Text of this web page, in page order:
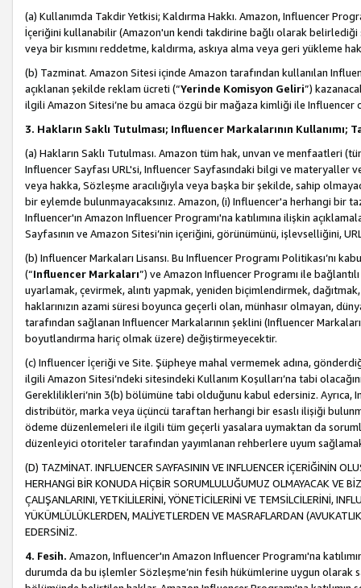
(a) Kullanımda Takdir Yetkisi; Kaldırma Hakkı. Amazon, Influencer
İçeriğini kullanabilir (Amazon'un kendi takdirine bağlı olarak belirlediği
veya bir kısmını reddetme, kaldırma, askıya alma veya geri yükleme
(b) Tazminat. Amazon Sitesi içinde Amazon tarafından kullanılan
açıklanan şekilde reklam ücreti (“Yerinde Komisyon Geliri”)
ilgili Amazon Sitesi’ne bu amaca özgü bir mağaza kimliği ile Influencer
3. Hakların Saklı Tutulması; Influencer Markalarının Kullanımı;
(a) Hakların Saklı Tutulması. Amazon tüm hak, unvan ve menfaatleri
Influencer Sayfası URL'si, Influencer Sayfasındaki bilgi ve materyaller
veya hakka, Sözleşme aracılığıyla veya başka bir şekilde, sahip
bir eylemde bulunmayacaksınız. Amazon, (i) Influencer'a herhangi bir
Influencer'ın Amazon Influencer Programı'na katılımına ilişkin
Sayfasının ve Amazon Sitesi’nin içeriğini, görünümünü, işlevselliğini,
(b) Influencer Markaları Lisansı. Bu Influencer Programı Politikası’nı
(“Influencer Markaları”) ve Amazon Influencer Programı ile
uyarlamak, çevirmek, alıntı yapmak, yeniden biçimlendirmek,
haklarınızın azami süresi boyunca geçerli olan, münhasır olmayan,
tarafından sağlanan Influencer Markalarının şeklini (Influencer
boyutlandırma hariç olmak üzere) değiştirmeyecektir.
(c) Influencer İçeriği ve Site. Şüpheye mahal vermemek adına,
ilgili Amazon Sitesi’ndeki sitesindeki Kullanım Koşulları’na tabi
Gereklilikleri’nin 3(b) bölümüne tabi olduğunu kabul edersiniz. Ayrıca,
distribütör, marka veya üçüncü taraftan herhangi bir esaslı ilişiği
ödeme düzenlemeleri ile ilgili tüm geçerli yasalara uymaktan da
düzenleyici otoriteler tarafından yayımlanan rehberlere uyum
(D) TAZMİNAT. INFLUENCER SAYFASININ VE INFLUENCER İÇERİĞİNİN
HERHANGİ BİR KONUDA HİÇBİR SORUMLULUĞUMUZ OLMAYACAK VE
ÇALIŞANLARINI, YETKİLİLERİNİ, YÖNETİCİLERİNİ VE TEMSİLCİLERİNİ,
YÜKÜMLÜLÜKLERDEN, MALİYETLERDEN VE MASRAFLARDAN
EDERSİNİZ.
4. Fesih. Amazon, Influencer'ın Amazon Influencer Programı'na
durumda da bu işlemler Sözleşme’nin fesih hükümlerine uygun olarak